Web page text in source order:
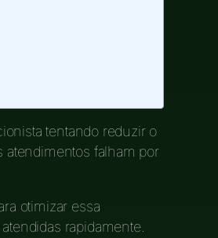
tentando reduzir o
atendimentos falham por
otimizar essa
rapidamente.